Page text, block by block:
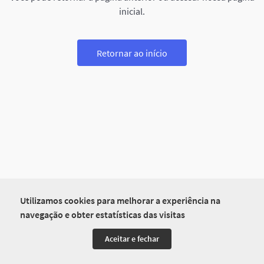
Utilizamos cookies para melhorar a experiência na
navegação e obter estatísticas das visitas
Aceitar e fechar
inicial.
Retornar ao início